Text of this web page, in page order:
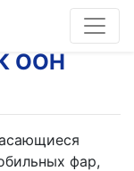
ООН
фар,